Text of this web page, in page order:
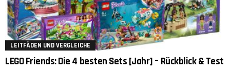
LEITFÄDEN UND VERGLEICHE
LEGO Friends: Die 4 besten Sets [Jahr] – Rückblick & Test